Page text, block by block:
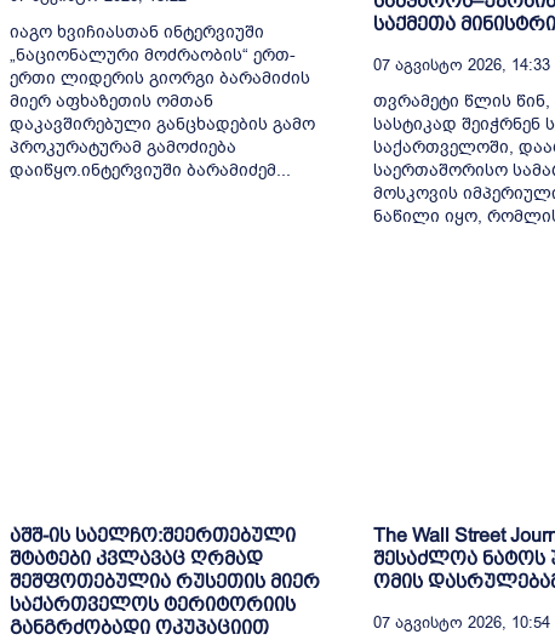
იაგო ხვიჩიასთან ინტერვიუში
„ნაციონალური მოძრაობის“ ერთ-
ერთი ლიდერის გიორგი ბარამიძის
მიერ აფხაზეთის ომთან
დაკავშირებული განცხადების გამო
პროკურატურამ გამოძიება
დაიწყო.ინტერვიუში ბარამიძემ...
საქმეთა მინისტრი
07 Აგვისტო 2026, 14:33
თვრამეტი წლის
სასტიკად შეიჭრნენ
საქართველოში,
საერთაშორისო
მოსკოვის
ნაწილი იყო,
აშშ-ის საელჩო:შეერთებული
შტატები კვლავაც ღრმად
შეშფოთებულია რუსეთის მიერ
საქართველოს ტერიტორიის
განგრძობადი ოკუპაციით
The Wall Street
შესაძლოა ნატოს
ომის
07 Აგვისტო 2026, 10:54